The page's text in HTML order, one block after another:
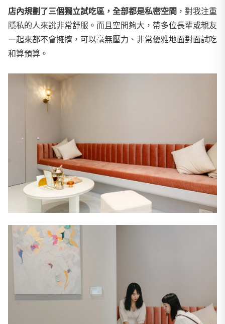
店內規劃了三個獨立試吃區，全部都是私密空間 ，對我注重
隱私的人來說非常舒服。而且空間夠大，帶多位長輩或親友
一起來都不會擁擠，可以毫無壓力、非常優雅地面對面試吃
和算預算。